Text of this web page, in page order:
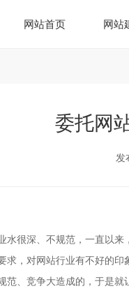
网站首页 网站
委托网
发
水很深、不规范，一直以
求，对网站行业有不好的
范、竞争大造成的，于是就